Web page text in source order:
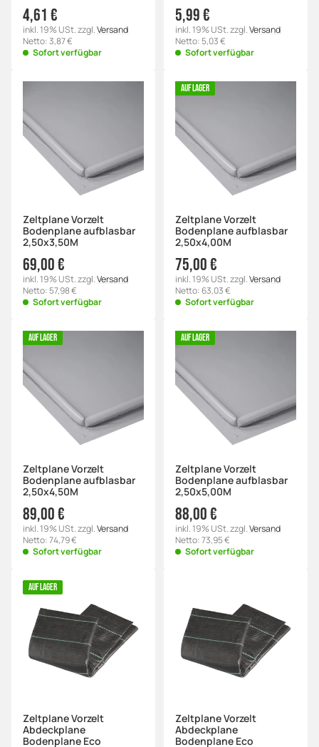
4,61 €
inkl. 19% USt. zzgl.Versand
Netto: 3,87 €
Sofort verfügbar
5,99 €
inkl. 19% USt. zzgl.Versand
Netto: 5,03 €
Sofort verfügbar
Zeltplane Vorzelt
Bodenplane aufblasbar
2,50x3,50M
69,00 €
inkl. 19% USt. zzgl.Versand
Netto: 57,98 €
Sofort verfügbar
AUF LAGER
Zeltplane Vorzelt
Bodenplane aufblasbar
2,50x4,00M
75,00 €
inkl. 19% USt. zzgl.Versand
Netto: 63,03 €
Sofort verfügbar
AUF LAGER
Zeltplane Vorzelt
Bodenplane aufblasbar
2,50x4,50M
89,00 €
inkl. 19% USt. zzgl.Versand
Netto: 74,79 €
Sofort verfügbar
AUF LAGER
Zeltplane Vorzelt
Bodenplane aufblasbar
2,50x5,00M
88,00 €
inkl. 19% USt. zzgl.Versand
Netto: 73,95 €
Sofort verfügbar
AUF LAGER
Zeltplane Vorzelt
Abdeckplane
Bodenplane Eco
Zeltplane Vorzelt
Abdeckplane
Bodenplane Eco